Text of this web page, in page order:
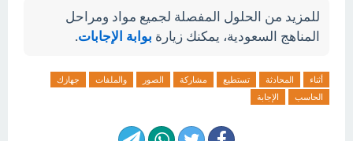
للمزيد من الحلول المفصلة لجميع مواد ومراحل
المناهج السعودية، يمكنك زيارة بوابة الإجابات.
أثناء المحادثة تستطيع مشاركة الصور والملفات
جهازك
الحاسب
الإجابة